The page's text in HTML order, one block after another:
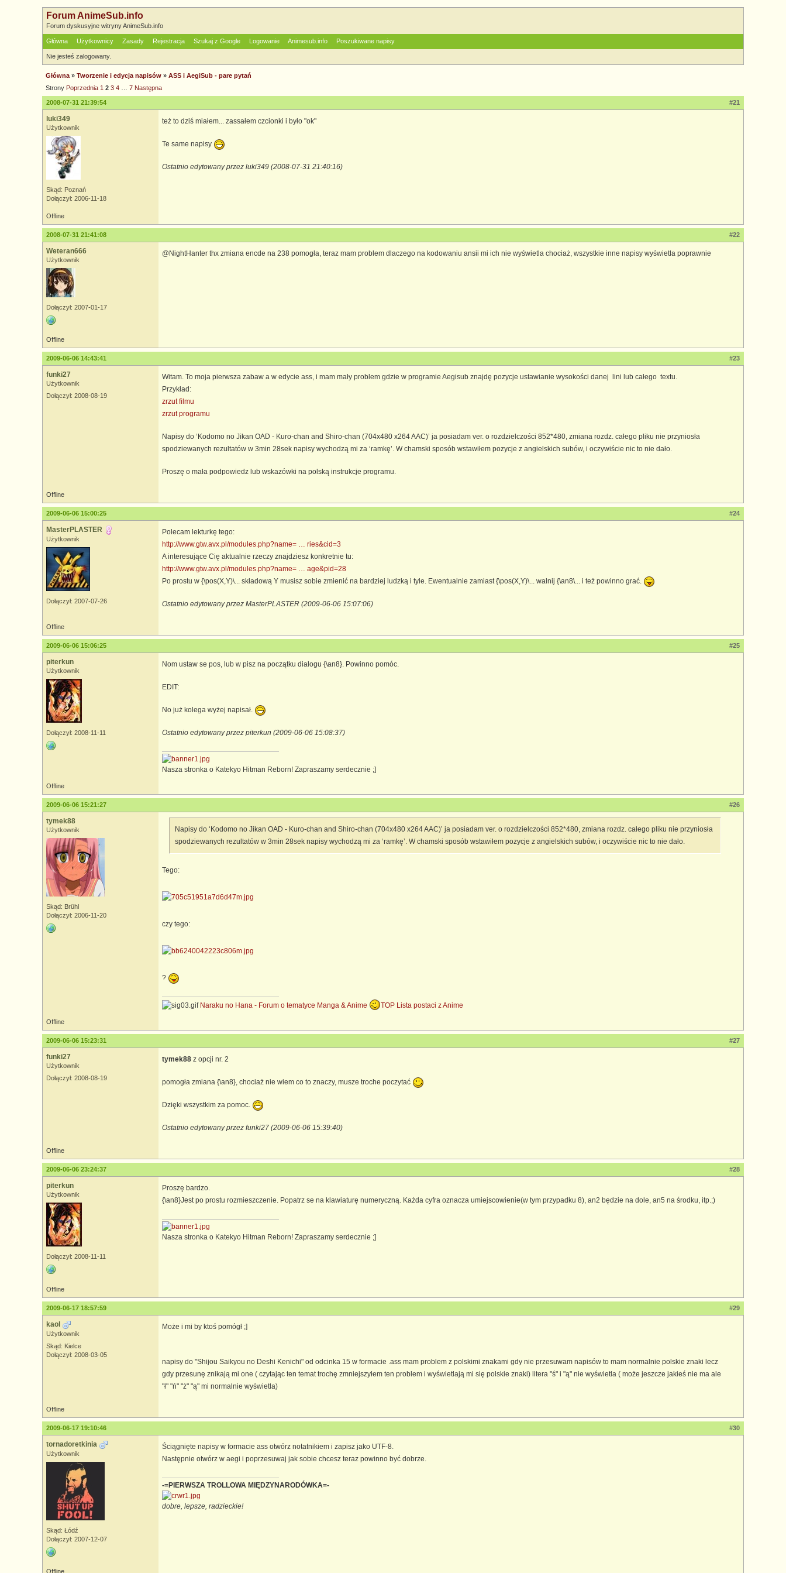
Forum AnimeSub.info
Forum dyskusyjne witryny AnimeSub.info
Główna Użytkownicy Zasady Rejestracja Szukaj z Google Logowanie Animesub.info Poszukiwane napisy
Nie jesteś zalogowany.
Główna » Tworzenie i edycja napisów » ASS i AegiSub - pare pytań
Strony Poprzednia 1 2 3 4 7 Następna
#21
2008-07-31 21:39:54
luki349
Użytkownik
Skąd: Poznań
Dołączył: 2006-11-18
też to dziś miałem... zassałem czcionki i było "ok"
Te same napisy
Ostatnio edytowany przez luki349 (2008-07-31 21:40:16)
Offline
#22
2008-07-31 21:41:08
Weteran666
Użytkownik
Dołączył: 2007-01-17
@NightHanter thx zmiana encde na 238 pomogła, teraz mam problem dlaczego na kodowaniu ansii mi ich nie wyświetla chociaż, wszystkie inne napisy wyświetla poprawnie
Offline
#23
2009-06-06 14:43:41
funki27
Użytkownik
Dołączył: 2008-08-19
Witam. To moja pierwsza zabaw a w edycie ass, i mam mały problem gdzie w programie Aegisub znajdę pozycje ustawianie wysokości danej lini lub całego textu.
Przykład:
zrzut filmu
zrzut programu
Napisy do ‘Kodomo no Jikan OAD - Kuro-chan and Shiro-chan (704x480 x264 AAC)’ ja posiadam ver. o rozdzielczości 852*480, zmiana rozdz. całego pliku nie przyniosła
spodziewanych rezultatów w 3min 28sek napisy wychodzą mi za ‘ramkę’. W chamski sposób wstawiłem pozycje z angielskich subów, i oczywiście nic to nie dało.
Proszę o mała podpowiedz lub wskazówki na polską instrukcje programu.
Offline
#24
2009-06-06 15:00:25
MasterPLASTER
Użytkownik
Dołączył: 2007-07-26
Polecam lekturkę tego:
http://www.gtw.avx.pl/modules.php?name= … ries&cid=3
A interesujące Cię aktualnie rzeczy znajdziesz konkretnie tu:
http://www.gtw.avx.pl/modules.php?name= … age&pid=28
Po prostu w {\pos(X,Y)\... składową Y musisz sobie zmienić na bardziej ludzką i tyle. Ewentualnie zamiast {\pos(X,Y)\... walnij {\an8\... i też powinno grać.
Ostatnio edytowany przez MasterPLASTER (2009-06-06 15:07:06)
Offline
#25
2009-06-06 15:06:25
piterkun
Użytkownik
Dołączył: 2008-11-11
Nom ustaw se pos, lub w pisz na początku dialogu {\an8}. Powinno pomóc.
EDIT:
No już kolega wyżej napisał.
Ostatnio edytowany przez piterkun (2009-06-06 15:08:37)
Nasza stronka o Katekyo Hitman Reborn! Zapraszamy serdecznie ;]
Offline
#26
2009-06-06 15:21:27
tymek88
Użytkownik
Skąd: Brühl
Dołączył: 2006-11-20
Napisy do ‘Kodomo no Jikan OAD - Kuro-chan and Shiro-chan (704x480 x264 AAC)’ ja posiadam ver. o rozdzielczości 852*480, zmiana rozdz. całego pliku nie przyniosła
spodziewanych rezultatów w 3min 28sek napisy wychodzą mi za ‘ramkę’. W chamski sposób wstawiłem pozycje z angielskich subów, i oczywiście nic to nie dało.
Tego:
czy tego:
?
Naraku no Hana - Forum o tematyce Manga & Anime TOP Lista postaci z Anime
Offline
#27
2009-06-06 15:23:31
funki27
Użytkownik
Dołączył: 2008-08-19
tymek88 z opcji nr. 2
pomogła zmiana {\an8}, chociaż nie wiem co to znaczy, musze troche poczytać
Dzięki wszystkim za pomoc.
Ostatnio edytowany przez funki27 (2009-06-06 15:39:40)
Offline
#28
2009-06-06 23:24:37
piterkun
Użytkownik
Dołączył: 2008-11-11
Proszę bardzo.
{\an8}Jest po prostu rozmieszczenie. Popatrz se na klawiaturę numeryczną. Każda cyfra oznacza umiejscowienie(w tym przypadku 8), an2 będzie na dole, an5 na środku, itp.;)
Nasza stronka o Katekyo Hitman Reborn! Zapraszamy serdecznie ;]
Offline
#29
2009-06-17 18:57:59
kaol
Użytkownik
Skąd: Kielce
Dołączył: 2008-03-05
Może i mi by ktoś pomógł ;]
napisy do "Shijou Saikyou no Deshi Kenichi" od odcinka 15 w formacie .ass mam problem z polskimi znakami gdy nie przesuwam napisów to mam normalnie polskie znaki lecz
gdy przesunę znikają mi one ( czytając ten temat trochę zmniejszyłem ten problem i wyświetlają mi się polskie znaki) litera "ś" i "ą" nie wyświetla ( może jeszcze jakieś nie ma ale
"ł" "ń" "ż" "ą" mi normalnie wyświetla)
Offline
#30
2009-06-17 19:10:46
tornadoretkinia
Użytkownik
Skąd: Łódź
Dołączył: 2007-12-07
Ściągnięte napisy w formacie ass otwórz notatnikiem i zapisz jako UTF-8.
Następnie otwórz w aegi i poprzesuwaj jak sobie chcesz teraz powinno być dobrze.
-=PIERWSZA TROLLOWA MIĘDZYNARODÓWKA=-
dobre, lepsze, radzieckie!
Offline